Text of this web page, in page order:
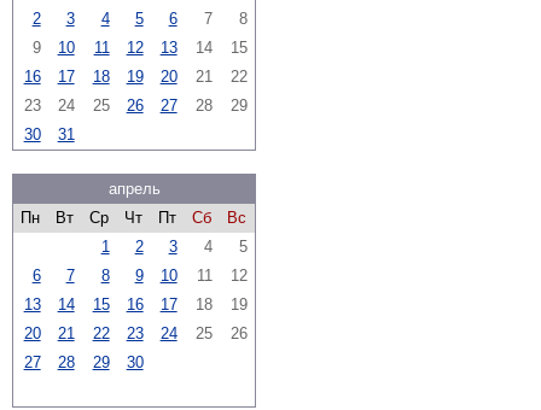
2
3 4 5 6 7
8
9
10 11 12 13 14
15
16
17 18 19 20 21
22
23
24 25 26 27 28
29
30
31
апрель
Пн
Вт Ср Чт Пт Сб
Вс
1
2 3 4
5
6
7 8 9 10 11
12
13
14 15 16 17 18
19
20
21 22 23 24 25
26
27
28 29 30